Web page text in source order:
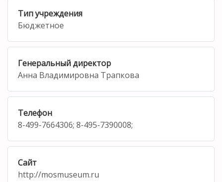
Тип учреждения
Бюджетное
Генеральный директор
Анна Владимировна Трапкова
Телефон
8-499-7664306; 8-495-7390008;
Сайт
http://mosmuseum.ru